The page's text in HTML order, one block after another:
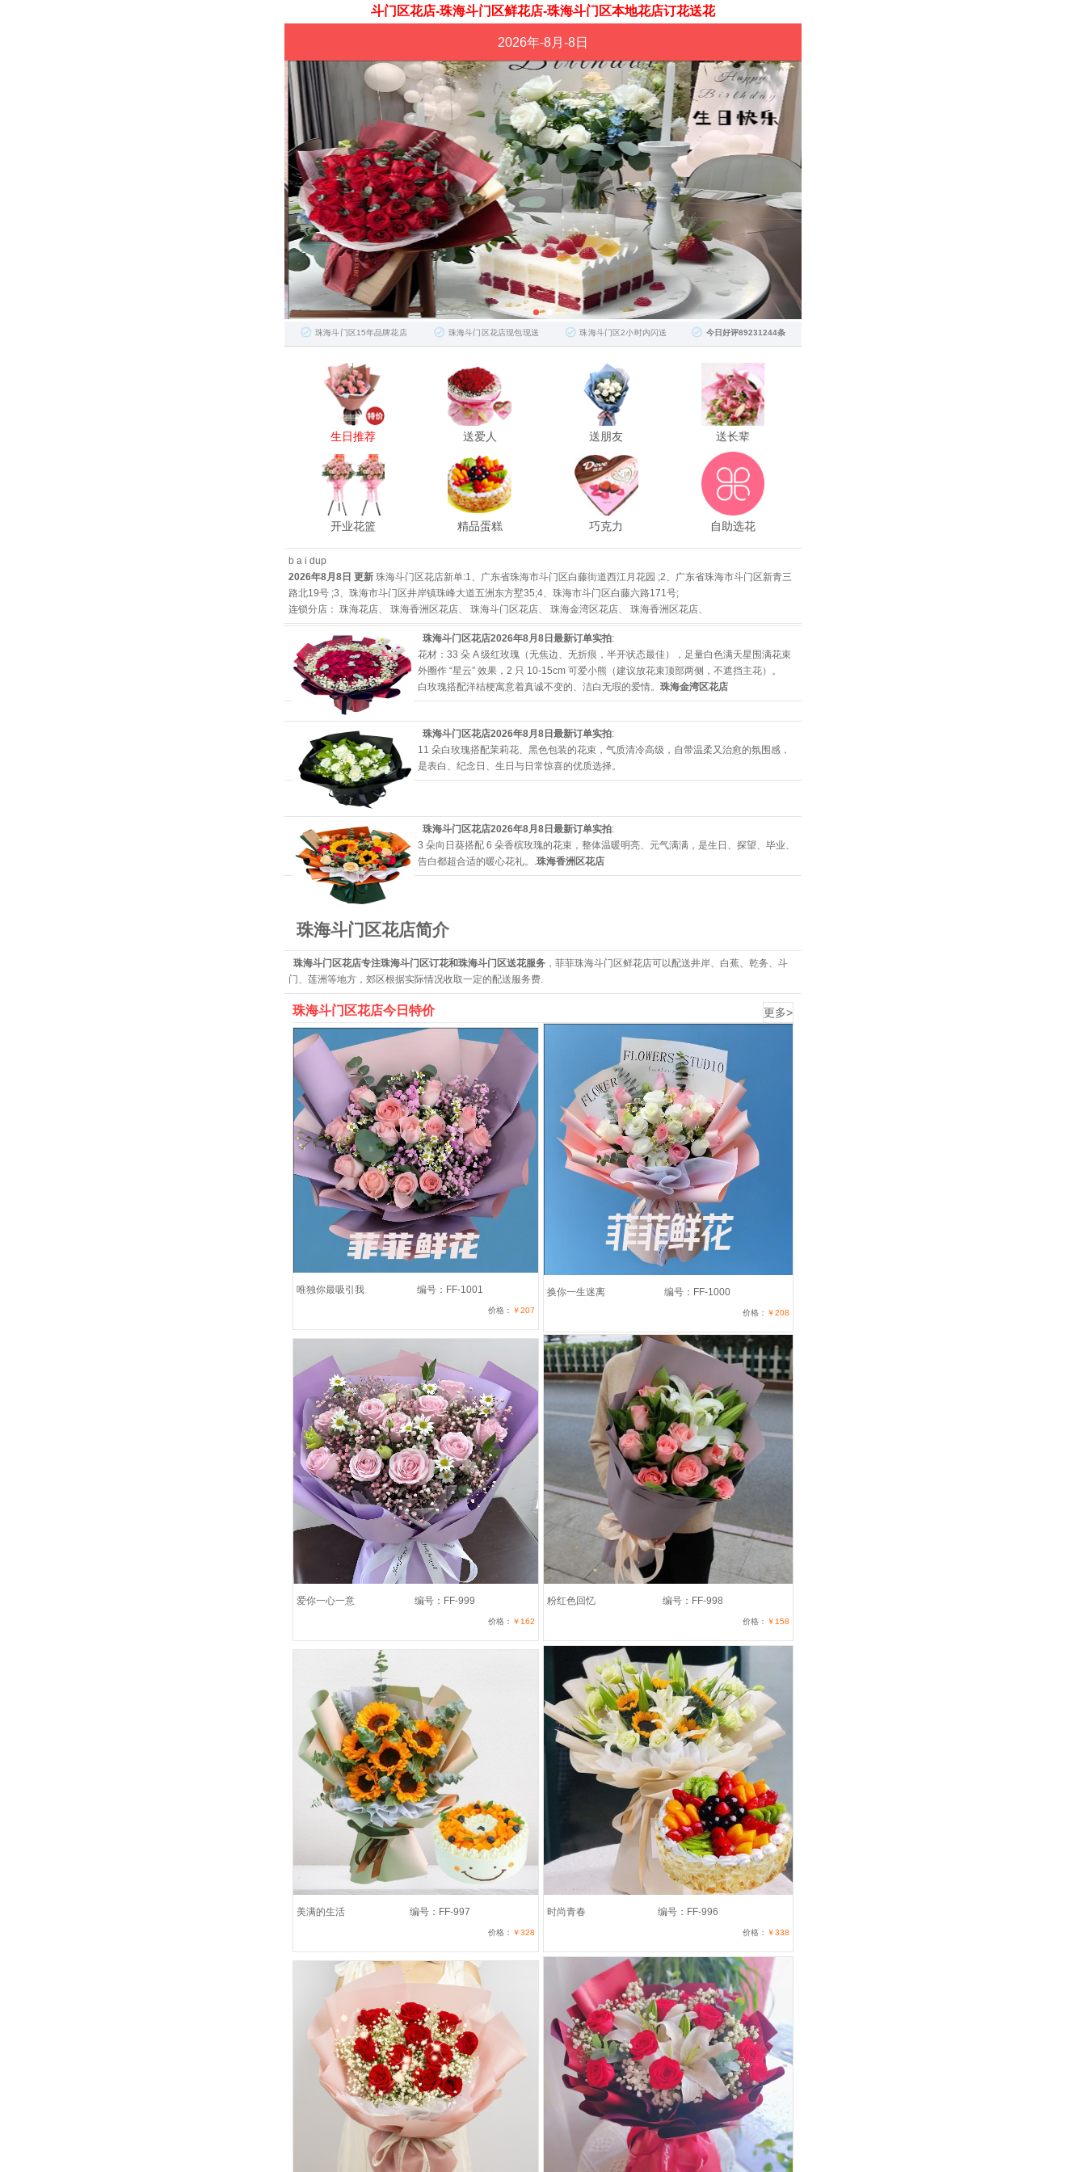
斗门区花店-珠海斗门区鲜花店-珠海斗门区本地花店订花送花
2026年-8月-8日
1·珠海斗门区花店同城送女朋友，可代写卡片
2· 珠海斗门区花店同城配送当天送到，急单订花不用等
3·珠海斗门区花店七夕送老婆鲜花实体店，同城配送全城可达
4·珠海斗门区花店本地订花送老婆当天送达，全城极速鲜花速递
珠海斗门区花店结婚纪念日鲜花配送老婆，一束花纪念岁岁年年相
6·珠海斗门区花店生日花束送老婆，同城配送打造专属生日浪漫惊喜
7·珠海斗门区花店同城送老婆鲜花上门，一束鲜花承包日常温柔仪式
8·珠海斗门区花店情人节红玫瑰花束预定
9·珠海斗门区花店鲜花速递当天送达
珠海斗门区花店｜同城鲜花速递当日送达
10·口碑非常好的珠海斗门区花店
珠海斗门区15年品牌花店 珠海斗门区花店现包现送 珠海斗门区2小时内闪送 今日好评89231244条
生日推荐 送爱人 送朋友 送长辈
开业花篮 精品蛋糕 巧克力 自助选花
b a i dup
2026年8月8日 更新 珠海斗门区花店新单:1、广东省珠海市斗门区白藤街道西江月花园 ;2、广东省珠海市斗门区新青三
路北19号 ;3、珠海市斗门区井岸镇珠峰大道五洲东方墅35;4、珠海市斗门区白藤六路171号;
连锁分店 ： 珠海花店、 珠海香洲区花店、 珠海斗门区花店、 珠海金湾区花店、 珠海香洲区花店、
珠海斗门区花店2026年8月8日最新订单实拍:
花材：33 朵 A 级红玫瑰（无焦边、无折痕，半开状态最佳），足量白色满天星围满花束
外圈作 “星云” 效果，2 只 10-15cm 可爱小熊（建议放花束顶部两侧，不遮挡主花）。
白玫瑰搭配洋桔梗寓意着真诚不变的、洁白无瑕的爱情。 珠海金湾区花店
珠海斗门区花店2026年8月8日最新订单实拍:
11 朵白玫瑰搭配茉莉花、黑色包装的花束，气质清冷高级，自带温柔又治愈的氛围感，
是表白、纪念日、生日与日常惊喜的优质选择。
珠海斗门区花店2026年8月8日最新订单实拍:
3 朵向日葵搭配 6 朵香槟玫瑰的花束，整体温暖明亮、元气满满，是生日、探望、毕业、
告白都超合适的暖心花礼。.珠海香洲区花店
珠海斗门区花店简介
珠海斗门区花店专注珠海斗门区订花和珠海斗门区送花服务 ，菲菲珠海斗门区鲜花店可以配送井岸、白蕉、乾务、斗
门、莲洲等地方，郊区根据实际情况收取一定的配送服务费.
珠海斗门区花店今日特价 更多>
唯独你最吸引我 编号：FF-1001
价格： ￥207
换你一生迷离 编号：FF-1000
价格： ￥208
爱你一心一意 编号：FF-999
价格： ￥162
粉红色回忆 编号：FF-998
价格： ￥158
美满的生活 编号：FF-997
价格： ￥328
时尚青春 编号：FF-996
价格： ￥338